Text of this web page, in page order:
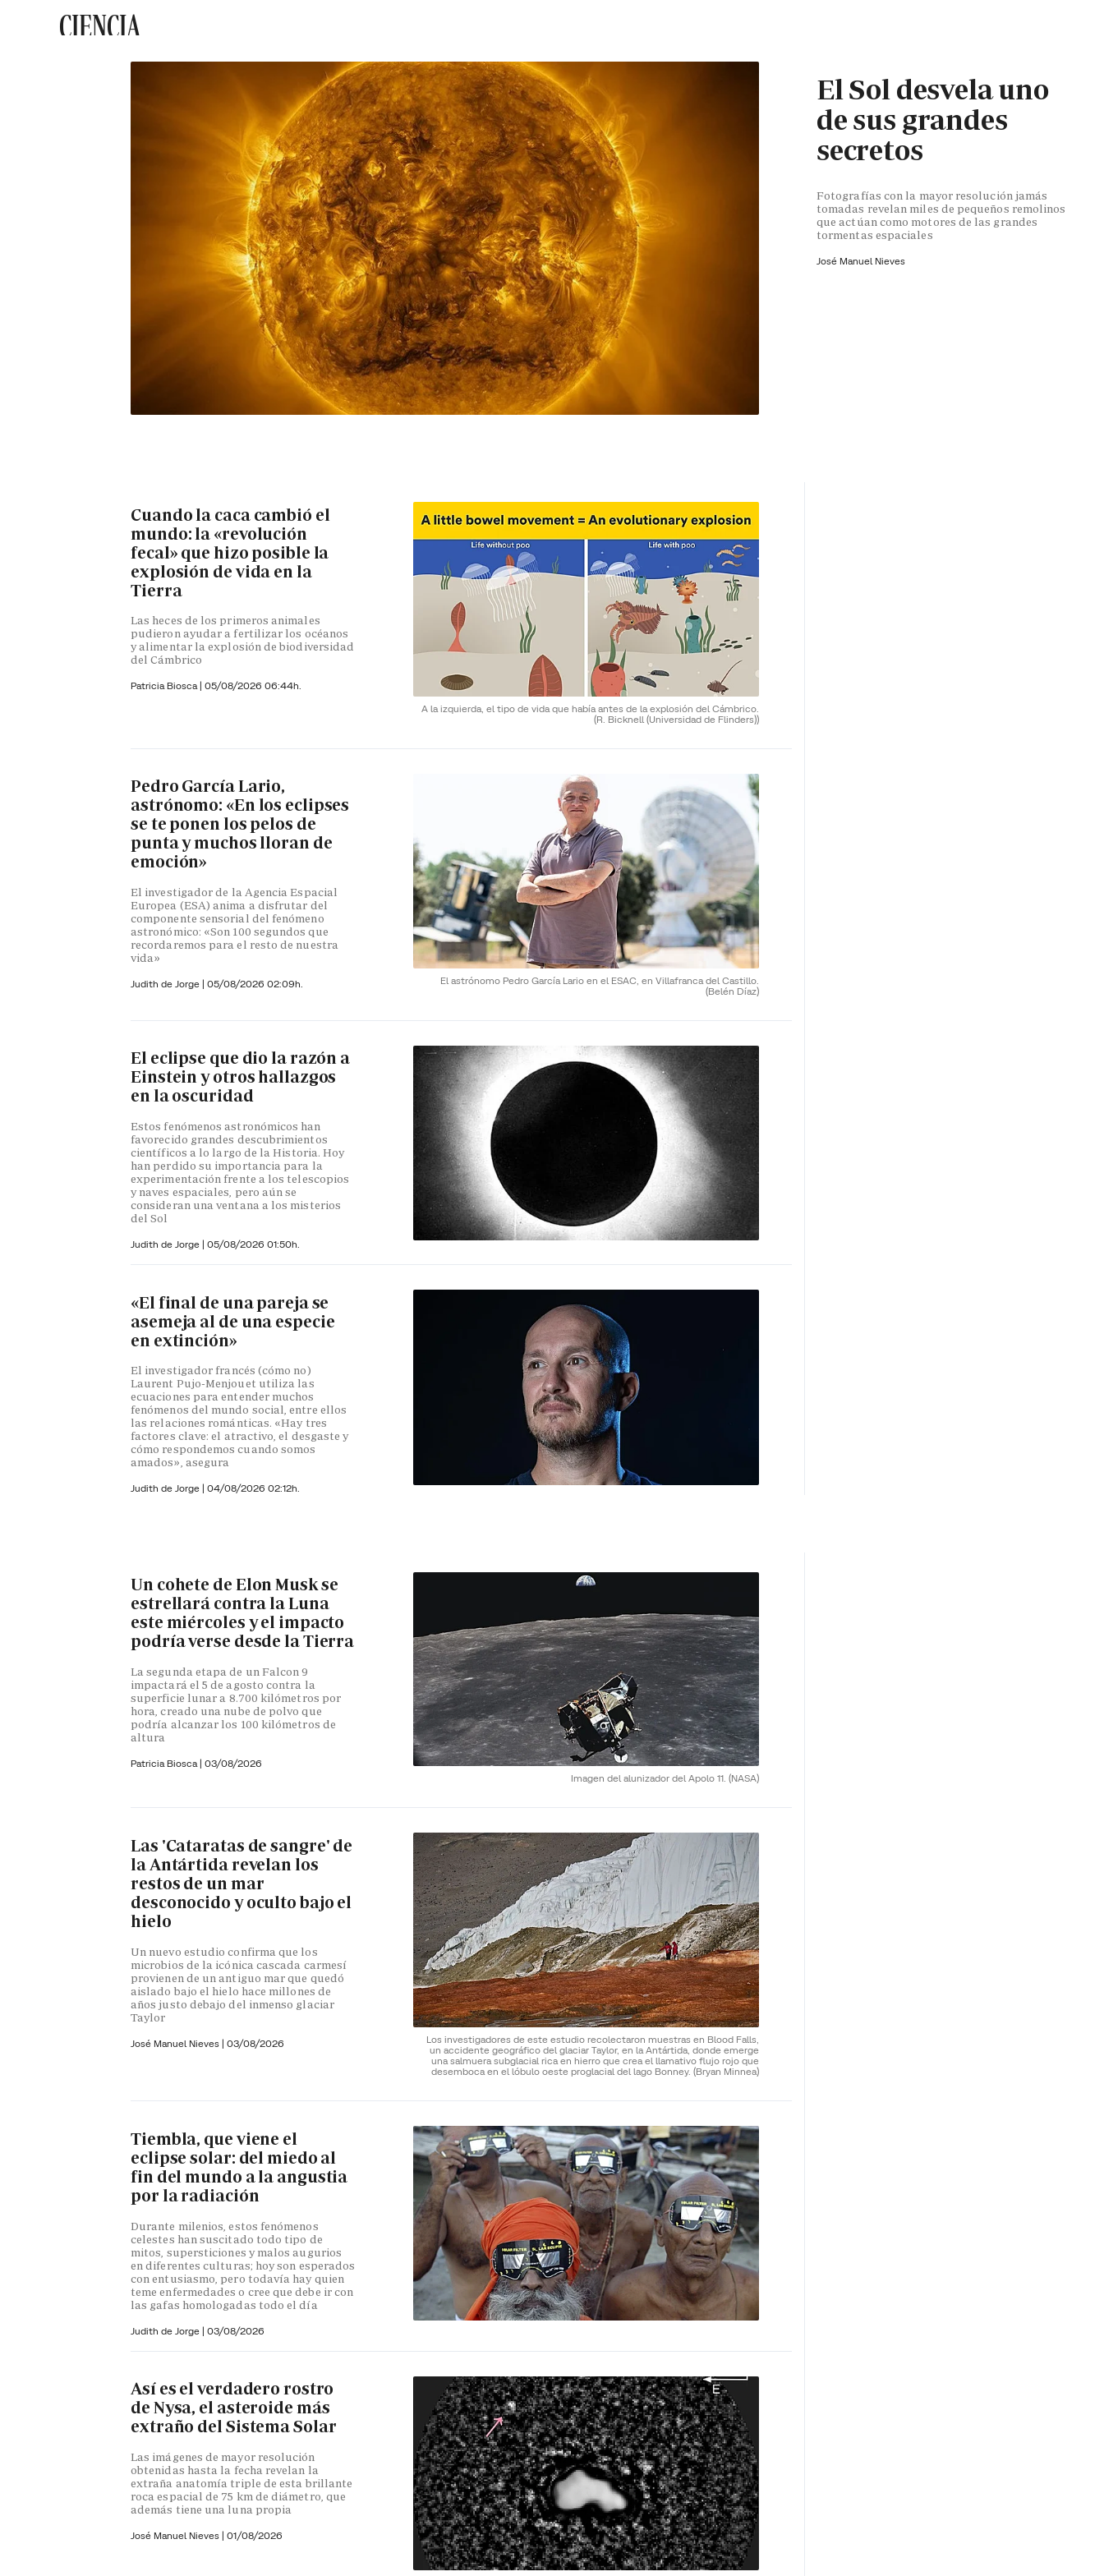
CIENCIA
El Sol desvela uno
de sus grandes
secretos
Fotografías con la mayor resolución jamás
tomadas revelan miles de pequeños remolinos
que actúan como motores de las grandes
tormentas espaciales
José Manuel Nieves
A la izquierda, el tipo de vida que había antes de la explosión del Cámbrico.
(R. Bicknell (Universidad de Flinders))
Cuando la caca cambió el
mundo: la «revolución
fecal» que hizo posible la
explosión de vida en la
Tierra
Las heces de los primeros animales
pudieron ayudar a fertilizar los océanos
y alimentar la explosión de biodiversidad
del Cámbrico
Patricia Biosca | 05/08/2026 06:44h.
El astrónomo Pedro García Lario en el ESAC, en Villafranca del Castillo.
(Belén Díaz)
Pedro García Lario,
astrónomo: «En los eclipses
se te ponen los pelos de
punta y muchos lloran de
emoción»
El investigador de la Agencia Espacial
Europea (ESA) anima a disfrutar del
componente sensorial del fenómeno
astronómico: «Son 100 segundos que
recordaremos para el resto de nuestra
vida»
Judith de Jorge | 05/08/2026 02:09h.
El eclipse que dio la razón a
Einstein y otros hallazgos
en la oscuridad
Estos fenómenos astronómicos han
favorecido grandes descubrimientos
científicos a lo largo de la Historia. Hoy
han perdido su importancia para la
experimentación frente a los telescopios
y naves espaciales, pero aún se
consideran una ventana a los misterios
del Sol
Judith de Jorge | 05/08/2026 01:50h.
«El final de una pareja se
asemeja al de una especie
en extinción»
El investigador francés (cómo no)
Laurent Pujo-Menjouet utiliza las
ecuaciones para entender muchos
fenómenos del mundo social, entre ellos
las relaciones románticas. «Hay tres
factores clave: el atractivo, el desgaste y
cómo respondemos cuando somos
amados», asegura
Judith de Jorge | 04/08/2026 02:12h.
Imagen del alunizador del Apolo 11. (NASA)
Un cohete de Elon Musk se
estrellará contra la Luna
este miércoles y el impacto
podría verse desde la Tierra
La segunda etapa de un Falcon 9
impactará el 5 de agosto contra la
superficie lunar a 8.700 kilómetros por
hora, creado una nube de polvo que
podría alcanzar los 100 kilómetros de
altura
Patricia Biosca | 03/08/2026
Los investigadores de este estudio recolectaron muestras en Blood Falls,
un accidente geográfico del glaciar Taylor, en la Antártida, donde emerge
una salmuera subglacial rica en hierro que crea el llamativo flujo rojo que
desemboca en el lóbulo oeste proglacial del lago Bonney. (Bryan Minnea)
Las 'Cataratas de sangre' de
la Antártida revelan los
restos de un mar
desconocido y oculto bajo el
hielo
Un nuevo estudio confirma que los
microbios de la icónica cascada carmesí
provienen de un antiguo mar que quedó
aislado bajo el hielo hace millones de
años justo debajo del inmenso glaciar
Taylor
José Manuel Nieves | 03/08/2026
Tiembla, que viene el
eclipse solar: del miedo al
fin del mundo a la angustia
por la radiación
Durante milenios, estos fenómenos
celestes han suscitado todo tipo de
mitos, supersticiones y malos augurios
en diferentes culturas; hoy son esperados
con entusiasmo, pero todavía hay quien
teme enfermedades o cree que debe ir con
las gafas homologadas todo el día
Judith de Jorge | 03/08/2026
Así es el verdadero rostro
de Nysa, el asteroide más
extraño del Sistema Solar
Las imágenes de mayor resolución
obtenidas hasta la fecha revelan la
extraña anatomía triple de esta brillante
roca espacial de 75 km de diámetro, que
además tiene una luna propia
José Manuel Nieves | 01/08/2026